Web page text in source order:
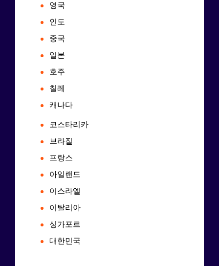
영국
인도
중국
일본
호주
칠레
캐나다
코스타리카
브라질
프랑스
아일랜드
이스라엘
이탈리아
싱가포르
대한민국